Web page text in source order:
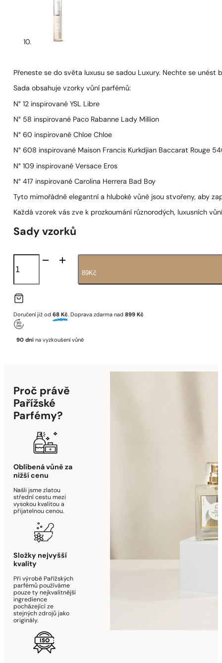
Přeneste se do světa luxusu se sadou Luxury. Nechte se
Sada obsahuje vzorky vůní parfémů:
N° 12 inspirované YSL Libre
N° 58 inspirované Paco Rabanne Lady Million
N° 60 inspirované Chloe Chloe
N° 608 inspirované Maison Francis Kurkdjian Baccarat Rouge
N° 109 inspirované Versace Eros
N° 417 inspirované Carolina Herrera Bad Boy
Tyto mimořádně elegantní a hluboké vůně jsou stvořeny, aby
Každá vzorek vás zve k prozkoumání různorodých, luxusních
Sady vzorků
Luxury
89Kč
Doručení již od68 Kč. Doprava zdarma nad899 Kč
90 dní na vyzkoušení vůně
Proč právě
Pařížské
Parfémy?
Oblíbená vůně za
nižší cenu
Našli jsme zlatou
střední cestu mezi
vysokou kvalitou a
přijatelnou cenou.
Složky nejvyšší
kvality
Při výrobě Pařížských
parfémů používáme
pouze ty nejkvalitnější
ingredience
pocházející ze
stejných zdrojů jako
originály.